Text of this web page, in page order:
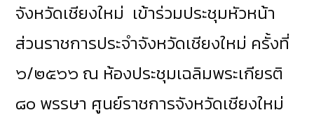
จังหวัดเชียงใหม่ เข้าร่วมประชุมหัวหน้า
ส่วนราชการประจำจังหวัดเชียงใหม่ ครั้งที่
๖/๒๕๖๖ ณ ห้องประชุมเฉลิมพระเกียรติ
๘๐ พรรษา ศูนย์ราชการจังหวัดเชียงใหม่